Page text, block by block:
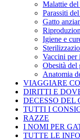
Malattie del
Parassiti
Gatto
Igiene e
Vaccini per
Obesità del
Anatomia
VIAGGIARE
DIRITTI E
DECESSO DEL
TUTTI I
RAZZE
I NOMI PER
TUTTE LE